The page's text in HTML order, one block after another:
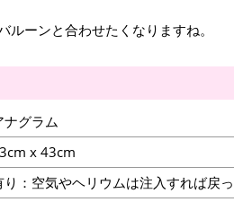
ルーンと合わせたくなりますね。
ナグラム
x 43cm
り：空気やヘリウムは注入すれば戻